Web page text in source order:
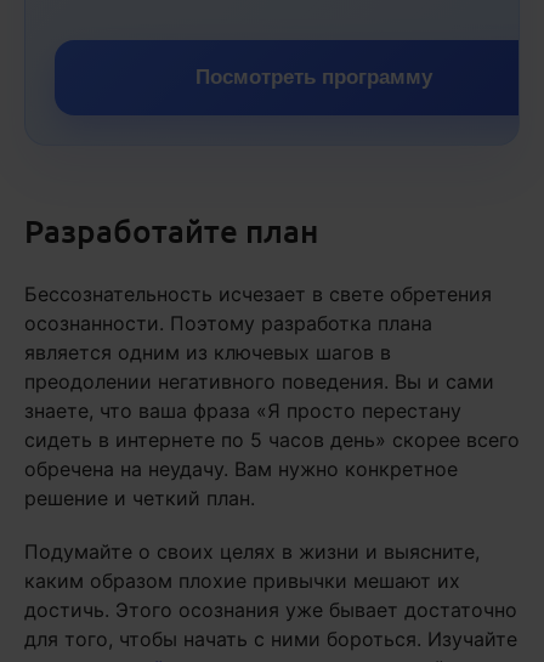
Посмотреть программу
Разработайте план
Бессознательность исчезает в свете обретения
осознанности. Поэтому разработка плана
является одним из ключевых шагов в
преодолении негативного поведения. Вы и сами
знаете, что ваша фраза «Я просто перестану
сидеть в интернете по 5 часов день» скорее всего
обречена на неудачу. Вам нужно конкретное
решение и четкий план.
Подумайте о своих целях в жизни и выясните,
каким образом плохие привычки мешают их
достичь. Этого осознания уже бывает достаточно
для того, чтобы начать с ними бороться. Изучайте